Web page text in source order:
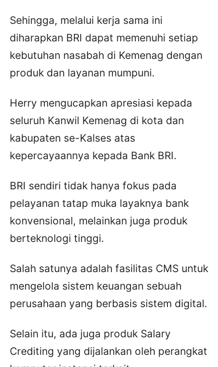
Sehingga, melalui kerja sama ini
diharapkan BRI dapat memenuhi setiap
kebutuhan nasabah di Kemenag dengan
produk dan layanan mumpuni.
Herry mengucapkan apresiasi kepada
seluruh Kanwil Kemenag di kota dan
kabupaten se-Kalses atas
kepercayaannya kepada Bank BRI.
BRI sendiri tidak hanya fokus pada
pelayanan tatap muka layaknya bank
konvensional, melainkan juga produk
berteknologi tinggi.
Salah satunya adalah fasilitas CMS untuk
mengelola sistem keuangan sebuah
perusahaan yang berbasis sistem digital.
Selain itu, ada juga produk Salary
Crediting yang dijalankan oleh perangkat